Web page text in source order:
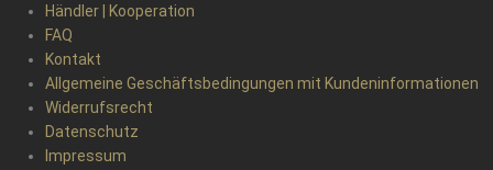
Händler | Kooperation
FAQ
Kontakt
Allgemeine Geschäftsbedingungen mit Kundeninformationen
Widerrufsrecht
Datenschutz
Impressum